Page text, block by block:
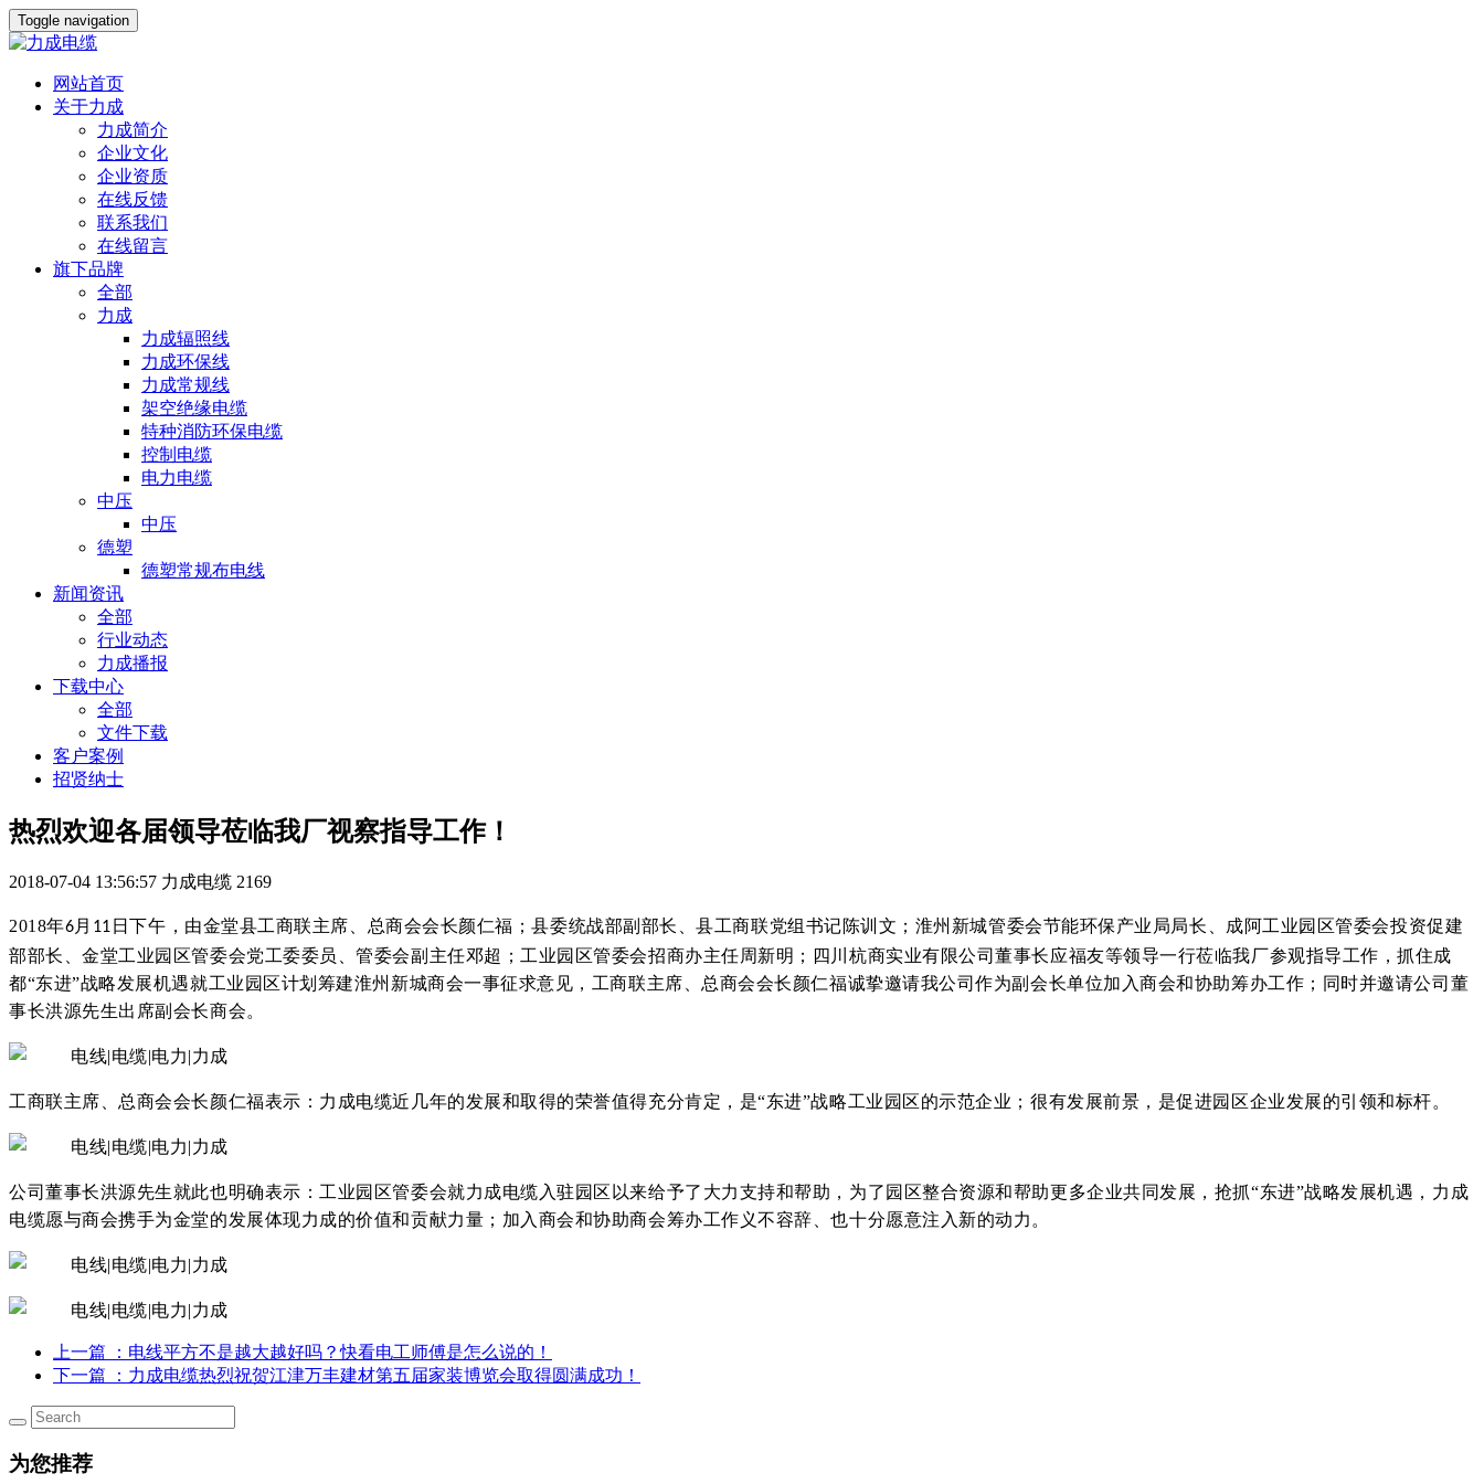
Toggle navigation
网站首页
关于力成
力成简介
企业文化
企业资质
在线反馈
联系我们
在线留言
旗下品牌
全部
力成
力成辐照线
力成环保线
力成常规线
架空绝缘电缆
特种消防环保电缆
控制电缆
电力电缆
中压
中压
德塑
德塑常规布电线
新闻资讯
全部
行业动态
力成播报
下载中心
全部
文件下载
客户案例
招贤纳士
热烈欢迎各届领导莅临我厂视察指导工作！
2018-07-04 13:56:57 力成电缆 2169
2018年6月 11 日下午，由金堂县工商联主席、总商会会长颜仁福；县委统战部副部长、县工商联党组书记陈训文；淮州新城管委会节能环保产业局局长、成阿工业园区管委会投资促建
部部长、金堂工业园区管委会党工委委员、管委会副主任邓超；工业园区管委会招商办主任周新明；四川杭商实业有限公司董事长应福友等领导一行莅临我厂参观指导工作，抓住成
都“东进”战略发展机遇就工业园区计划筹建淮州新城商会一事征求意见，工商联主席、总商会会长颜仁福诚挚邀请我公司作为副会长单位加入商会和协助筹办工作；同时并邀请公司董
事长洪源先生出席副会长商会。
工商联主席、总商会会长颜仁福表示：力成电缆近几年的发展和取得的荣誉值得充分肯定，是“东进”战略工业园区的示范企业；很有发展前景，是促进园区企业发展的引领和标杆。
公司董事长洪源先生就此也明确表示：工业园区管委会就力成电缆入驻园区以来给予了大力支持和帮助，为了园区整合资源和帮助更多企业共同发展，抢抓“东进”战略发展机遇，力成
电缆愿与商会携手为金堂的发展体现力成的价值和贡献力量；加入商会和协助商会筹办工作义不容辞、也十分愿意注入新的动力。
上一篇
：电线平方不是越大越好吗？快看电工师傅是怎么说的！
下一篇
：力成电缆热烈祝贺江津万丰建材第五届家装博览会取得圆满成功！
为您推荐